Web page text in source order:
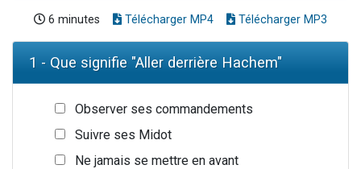
6 minutes Télécharger MP4 Télécharger MP3
1 - Que signifie "Aller derrière Hachem"
Observer ses commandements
Suivre ses Midot
Ne jamais se mettre en avant